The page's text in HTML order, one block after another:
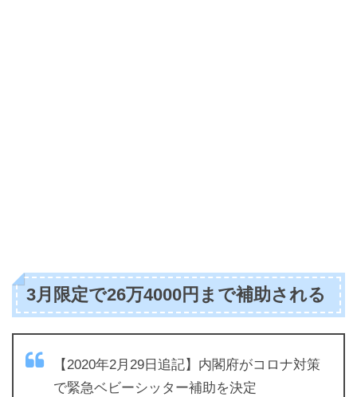
3月限定で26万4000円まで補助される
【2020年2月29日追記】内閣府がコロナ対策
で緊急ベビーシッター補助を決定